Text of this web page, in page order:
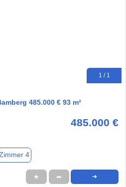
1 / 1
485.000 € 93 m²
485.000 €
4
★ ➦ ➜